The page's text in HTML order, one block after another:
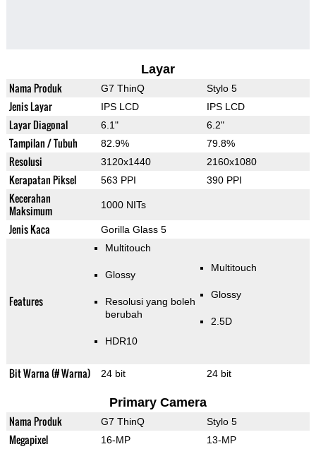
Layar
Nama Produk G7 ThinQ Stylo 5
Jenis Layar IPS LCD IPS LCD
Layar Diagonal 6.1" 6.2"
Tampilan / Tubuh 82.9% 79.8%
Resolusi 3120x1440 2160x1080
Kerapatan Piksel 563 PPI 390 PPI
Kecerahan
Maksimum
1000 NITs
Jenis Kaca Gorilla Glass 5
Features
Multitouch
Glossy
Resolusi yang boleh
berubah
HDR10
Multitouch
Glossy
2.5D
Bit Warna (# Warna) 24 bit 24 bit
Primary Camera
Nama Produk G7 ThinQ Stylo 5
Megapixel 16-MP 13-MP